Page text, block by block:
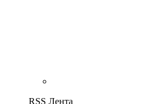
RSS Лента